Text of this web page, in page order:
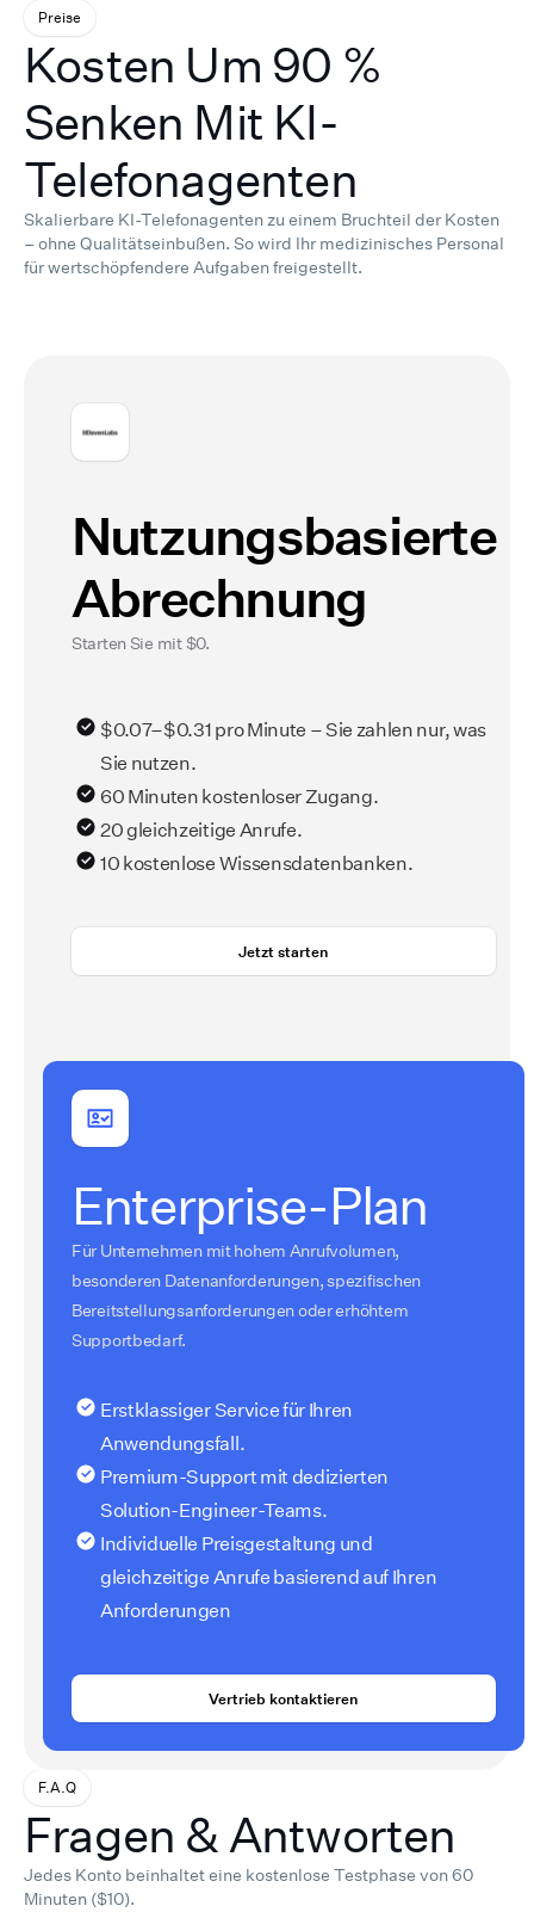
Preise
Kosten Um 90 %
Senken Mit KI-
Telefonagenten
Skalierbare KI-Telefonagenten zu einem Bruchteil der Kosten
– ohne Qualitätseinbußen. So wird Ihr medizinisches Personal
für wertschöpfendere Aufgaben freigestellt.
Nutzungsbasierte
Abrechnung
Starten Sie mit $0.
$0.07–$0.31 pro Minute – Sie zahlen nur, was
Sie nutzen.
60 Minuten kostenloser Zugang.
20 gleichzeitige Anrufe.
10 kostenlose Wissensdatenbanken.
Jetzt starten
Enterprise-Plan
Für Unternehmen mit hohem Anrufvolumen,
besonderen Datenanforderungen, spezifischen
Bereitstellungsanforderungen oder erhöhtem
Supportbedarf.
Erstklassiger Service für Ihren
Anwendungsfall.
Premium-Support mit dedizierten
Solution-Engineer-Teams.
Individuelle Preisgestaltung und
gleichzeitige Anrufe basierend auf Ihren
Anforderungen
Vertrieb kontaktieren
F.A.Q
Fragen & Antworten
Jedes Konto beinhaltet eine kostenlose Testphase von 60
Minuten ($10).